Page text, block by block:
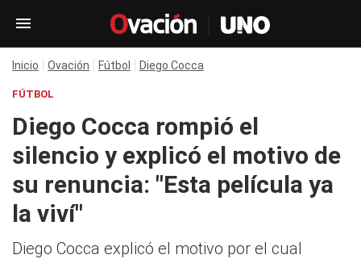
Inicio Ovación Fútbol Diego Cocca
FÚTBOL
Diego Cocca rompió el
silencio y explicó el motivo de
su renuncia: "Esta película ya
la viví"
Diego Cocca explicó el motivo por el cual